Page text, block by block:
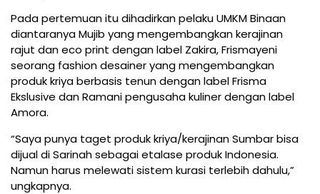
Pada pertemuan itu dihadirkan pelaku UMKM Binaan
diantaranya Mujib yang mengembangkan kerajinan
rajut dan eco print dengan label Zakira, Frismayeni
seorang fashion desainer yang mengembangkan
produk kriya berbasis tenun dengan label Frisma
Ekslusive dan Ramani pengusaha kuliner dengan label
Amora.
“Saya punya taget produk kriya/kerajinan Sumbar bisa
dijual di Sarinah sebagai etalase produk Indonesia.
Namun harus melewati sistem kurasi terlebih dahulu,”
ungkapnya.